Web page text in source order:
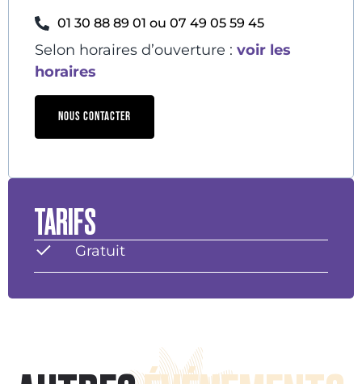
01 30 88 89 01 ou 07 49 05 59 45
Selon horaires d’ouverture : voir les
horaires
NOUS CONTACTER
TARIFS
Gratuit